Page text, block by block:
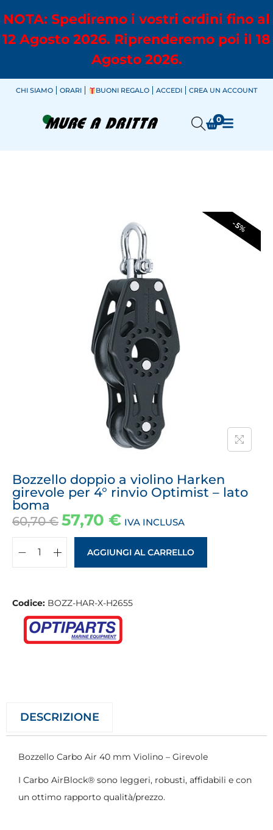
NOTA: Spediremo i vostri ordini fino al
12 Agosto 2026. Riprenderemo poi il 18
Agosto 2026.
CHI SIAMO ORARI BUONI REGALO ACCEDI CREA UN ACCOUNT
0
-5%
Bozzello doppio a violino Harken
girevole per 4° rinvio Optimist – lato
boma
60,70€ 57,70 € IVA INCLUSA
AGGIUNGI AL CARRELLO
Codice: BOZZ-HAR-X-H2655
DESCRIZIONE
Bozzello Carbo Air 40 mm Violino – Girevole
I Carbo AirBlock® sono leggeri, robusti, affidabili e con
un ottimo rapporto qualità/prezzo.